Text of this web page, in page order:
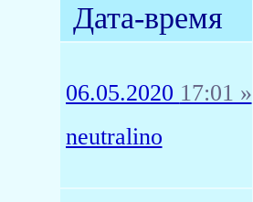
Дата-время
06.05.2020 17:01 »
neutralino